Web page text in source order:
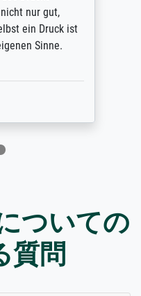
nur gut,
ein Druck ist
Sinne.
ついての
質問